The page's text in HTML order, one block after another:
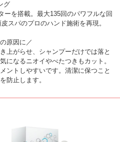
グ
ーを搭載。最大135回のパワフルな回
スパのプロのハンド施術を再現。
原因に／
上がらせ、シャンプーだけでは落と
になるニオイやべたつきもカット。
ントしやすいです。清潔に保つこと
防止します。